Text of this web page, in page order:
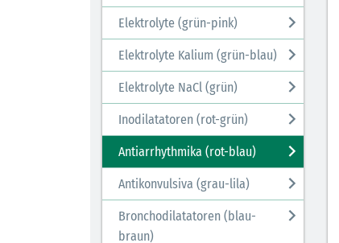
Elektrolyte (grün-pink)
Elektrolyte Kalium (grün-blau)
Elektrolyte NaCl (grün)
Inodilatatoren (rot-grün)
Antiarrhythmika (rot-blau)
Antikonvulsiva (grau-lila)
Bronchodilatatoren (blau-
braun)